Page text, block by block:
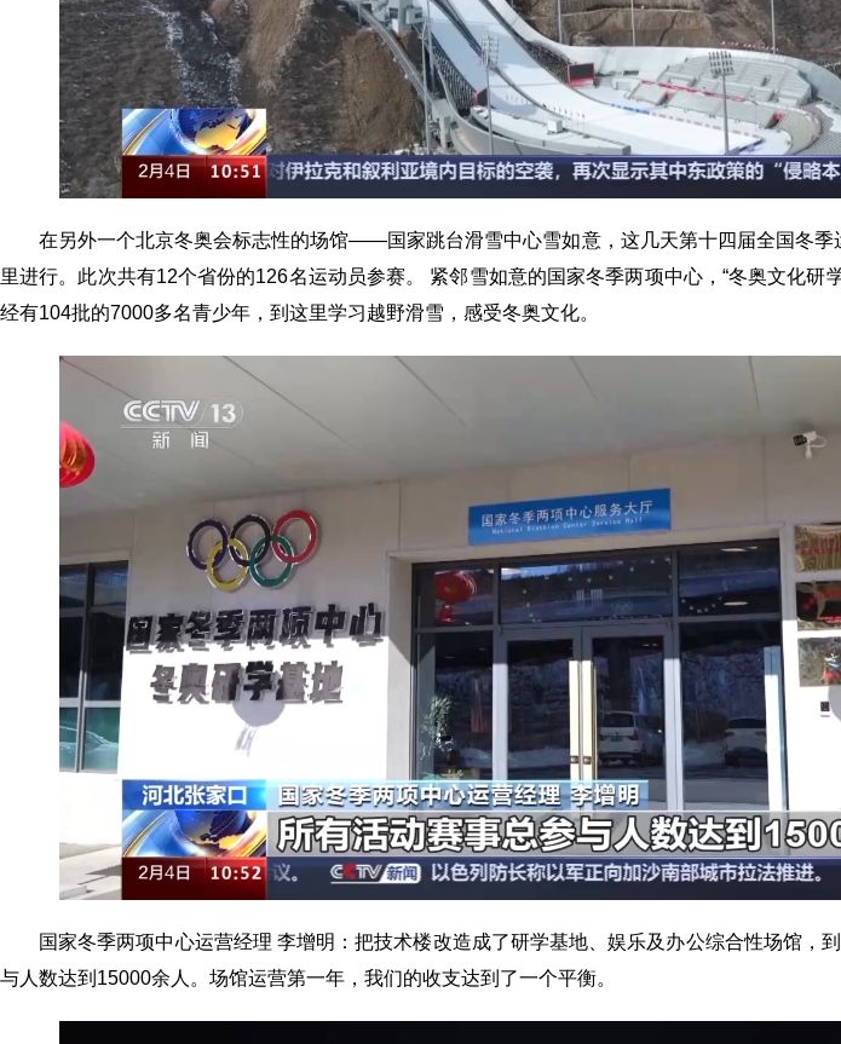
在另外一个北京冬奥会标志性的场馆——国家跳台滑雪中心雪如意，这几天第十四届全国冬季
里进行。此次共有12个省份的126名运动员参赛。 紧邻雪如意的国家冬季两项中心，“冬奥文化研
经有104批的7000多名青少年，到这里学习越野滑雪，感受冬奥文化。
国家冬季两项中心运营经理 李增明：把技术楼改造成了研学基地、娱乐及办公综合性场馆，
与人数达到15000余人。场馆运营第一年，我们的收支达到了一个平衡。